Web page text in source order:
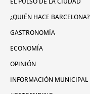
¿QUIÉN HACE BARCELONA?
GASTRONOMÍA
ECONOMÍA
OPINIÓN
INFORMACIÓN MUNICIPAL